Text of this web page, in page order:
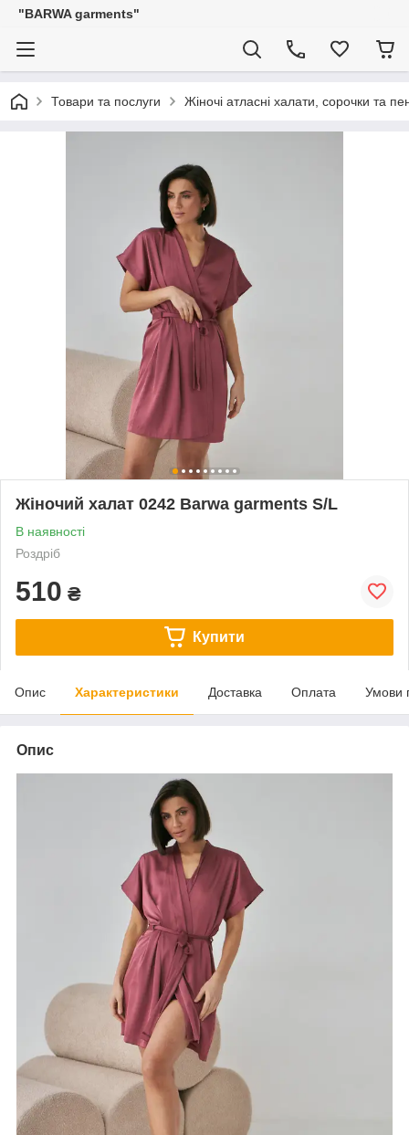
"BARWA garments"
Товари та послуги Жіночі атласні халати, сорочки та
Жіночий халат 0242 Barwa garments S/L
В наявності
Роздріб
510 ₴
Купити
Опис Характеристики Доставка Оплата Умови
Опис